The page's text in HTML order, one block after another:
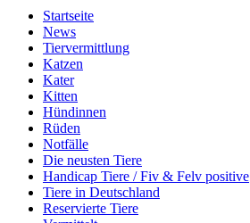
Startseite
News
Tiervermittlung
Katzen
Kater
Kitten
Hündinnen
Rüden
Notfälle
Die neusten Tiere
Handicap Tiere / Fiv & Felv positive
Tiere in Deutschland
Reservierte Tiere